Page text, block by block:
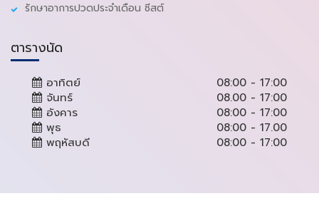
รักษาอาการปวดประจำเดือน ซีสต์
ตารางนัด
อาทิตย์
08:00 - 17:00
จันทร์
08.00 - 17:00
อังคาร
08:00 - 17:00
พุธ
08:00 - 17.00
พฤหัสบดี
08:00 - 17:00